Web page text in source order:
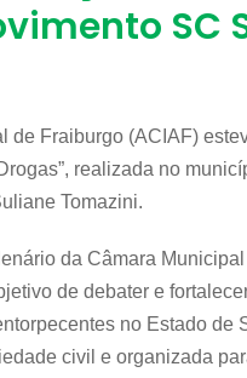
SC
de Fraiburgo (ACIAF)
realizada no
Tomazini.
da Câmara
de debater e
no Estado de
civil e organizada